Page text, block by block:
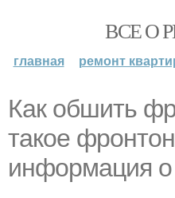
ВСЕ О
главная ремонт
Как обшить
такое
информация о